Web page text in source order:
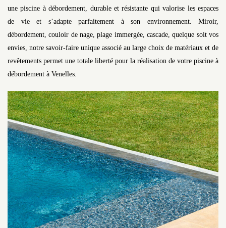
une piscine à débordement, durable et résistante qui valorise les espaces
de vie et s’adapte parfaitement à son environnement. Miroir,
débordement, couloir de nage, plage immergée, cascade, quelque soit vos
envies, notre savoir-faire unique associé au large choix de matériaux et de
revêtements permet une totale liberté pour la réalisation de votre piscine à
débordement à Venelles.